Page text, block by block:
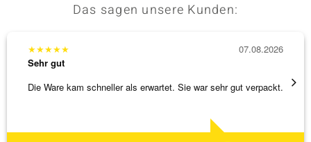
Das sagen unsere Kunden:
★★★★★
Sehr gut
Die Ware kam schneller als erwartet. Sie war sehr gut verpackt.
07.08.2026
Eine